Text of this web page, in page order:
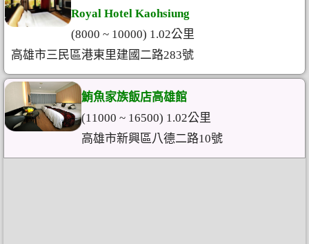
Royal Hotel Kaohsiung
(8000 ~ 10000) 1.02公里
高雄市三民區港東里建國二路283號
鮪魚家族飯店高雄館
(11000 ~ 16500) 1.02公里
高雄市新興區八德二路10號